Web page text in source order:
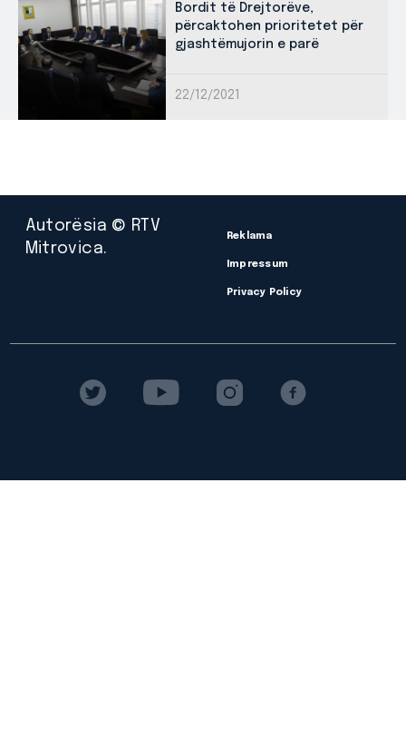
Bordit të Drejtorëve,
përcaktohen prioritetet për
gjashtëmujorin e parë
22/12/2021
Autorësia © RTV
Mitrovica.
Reklama
Impressum
Privacy Policy